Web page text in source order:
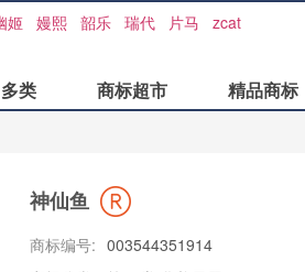
姬 嫚熙 韶乐 瑞代 片马 zcat
类 商标超市 精品商标
神仙鱼
商标编号: 003544351914